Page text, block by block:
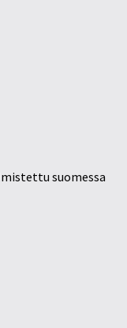
suomessa